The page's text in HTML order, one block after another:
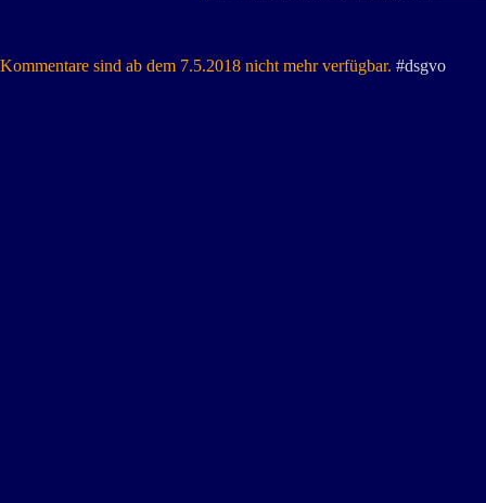
Kommentare sind ab dem 7.5.2018 nicht mehr verfügbar. #dsgvo